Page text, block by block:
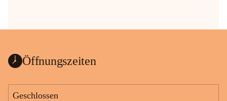
Öffnungszeiten
Geschlossen